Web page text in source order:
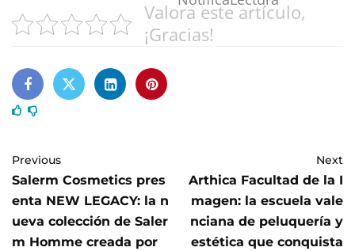
Valora este artículo,
¡Gracias!
Previous
Salerm Cosmetics pres
enta NEW LEGACY: la n
ueva colección de Saler
m Homme creada por
Next
Arthica Facultad de la I
magen: la escuela vale
nciana de peluquería y
estética que conquista